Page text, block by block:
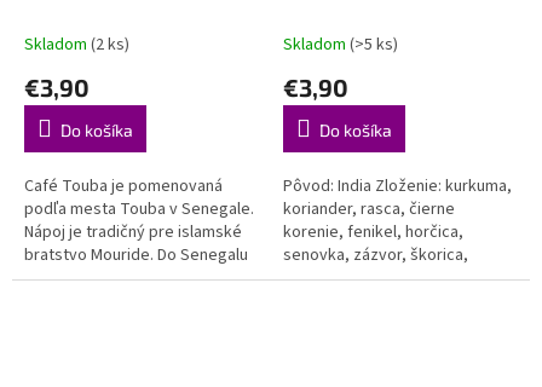
Skladom (2 ks)
€3,90
Do košíka
Café Touba je pomenovaná
podľa mesta Touba v Senegale.
Nápoj je tradičný pre islamské
bratstvo Mouride. Do Senegalu
sa dostalo so zakladateľom
Skladom (>5 ks)
€3,90
Do košíka
Pôvod: India Zloženie: kurkuma,
koriander, rasca, čierne
korenie, fenikel, horčica,
senovka, zázvor, škorica,
kardamon, klinček Názov Curry